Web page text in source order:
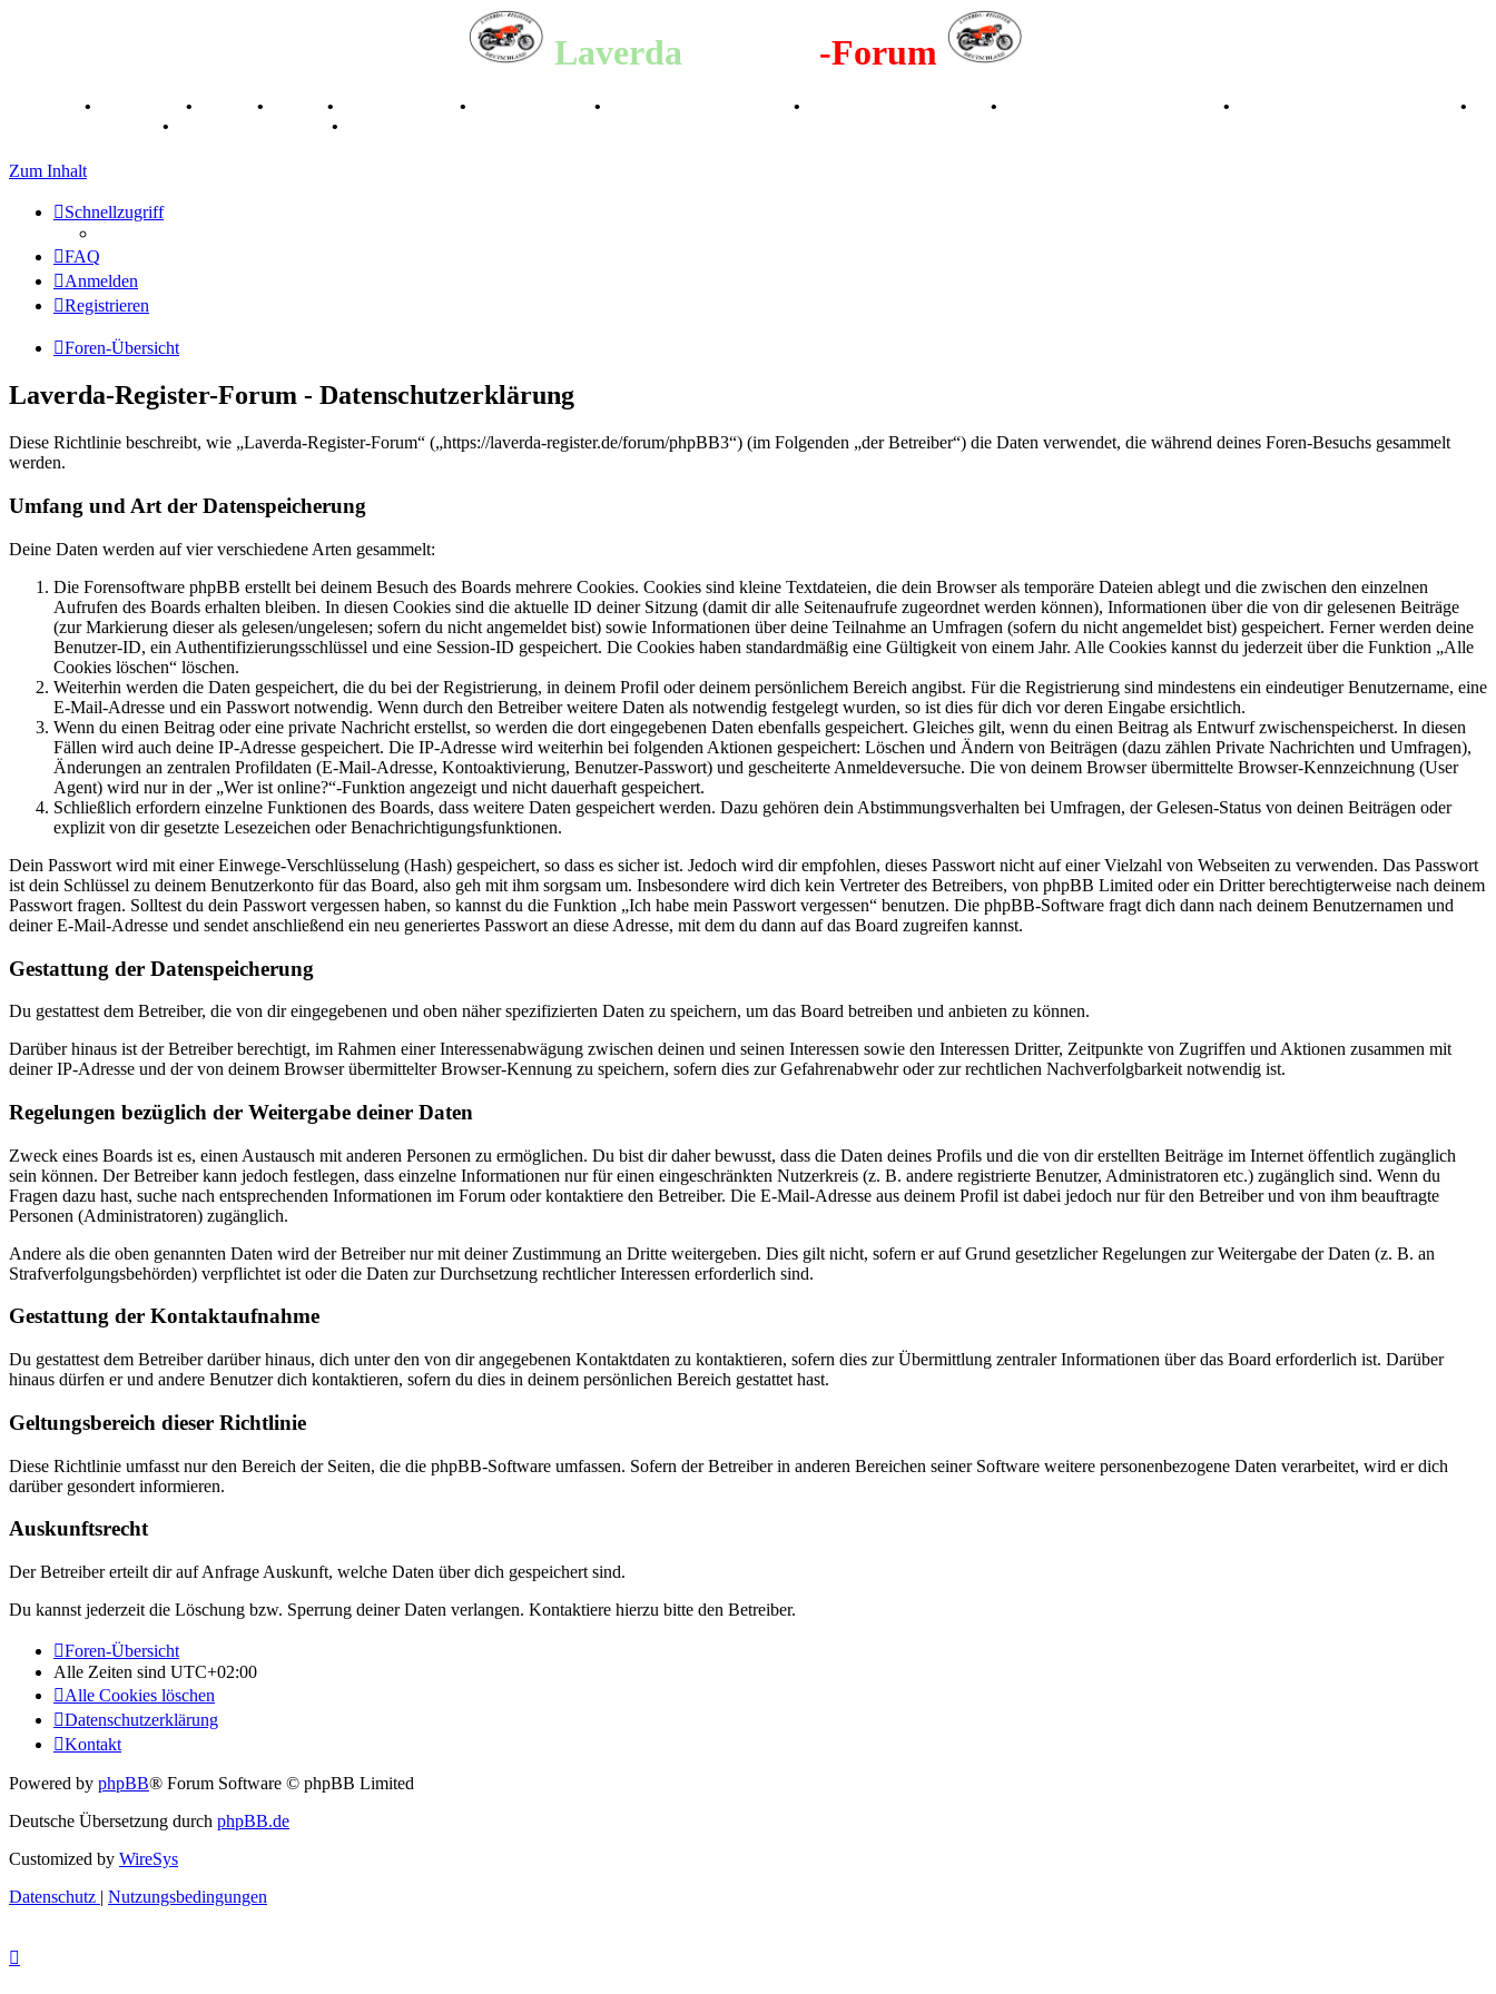
Laverda -Forum
• • • • • • • • •
•
• •
Zum Inhalt
Schnellzugriff
FAQ
Anmelden
Registrieren
Foren-Übersicht
Laverda-Register-Forum - Datenschutzerklärung
Diese Richtlinie beschreibt, wie „Laverda-Register-Forum“ („https://laverda-register.de/forum/phpBB3“) (im Folgenden „der Betreiber“) die Daten verwendet, die während deines Foren-Besuchs gesammelt
werden.
Umfang und Art der Datenspeicherung
Deine Daten werden auf vier verschiedene Arten gesammelt:
Die Forensoftware phpBB erstellt bei deinem Besuch des Boards mehrere Cookies. Cookies sind kleine Textdateien, die dein Browser als temporäre Dateien ablegt und die zwischen den einzelnen
Aufrufen des Boards erhalten bleiben. In diesen Cookies sind die aktuelle ID deiner Sitzung (damit dir alle Seitenaufrufe zugeordnet werden können), Informationen über die von dir gelesenen Beiträge
(zur Markierung dieser als gelesen/ungelesen; sofern du nicht angemeldet bist) sowie Informationen über deine Teilnahme an Umfragen (sofern du nicht angemeldet bist) gespeichert. Ferner werden deine
Benutzer-ID, ein Authentifizierungsschlüssel und eine Session-ID gespeichert. Die Cookies haben standardmäßig eine Gültigkeit von einem Jahr. Alle Cookies kannst du jederzeit über die Funktion „Alle
Cookies löschen“ löschen.
Weiterhin werden die Daten gespeichert, die du bei der Registrierung, in deinem Profil oder deinem persönlichem Bereich angibst. Für die Registrierung sind mindestens ein eindeutiger Benutzername, eine
E-Mail-Adresse und ein Passwort notwendig. Wenn durch den Betreiber weitere Daten als notwendig festgelegt wurden, so ist dies für dich vor deren Eingabe ersichtlich.
Wenn du einen Beitrag oder eine private Nachricht erstellst, so werden die dort eingegebenen Daten ebenfalls gespeichert. Gleiches gilt, wenn du einen Beitrag als Entwurf zwischenspeicherst. In diesen
Fällen wird auch deine IP-Adresse gespeichert. Die IP-Adresse wird weiterhin bei folgenden Aktionen gespeichert: Löschen und Ändern von Beiträgen (dazu zählen Private Nachrichten und Umfragen),
Änderungen an zentralen Profildaten (E-Mail-Adresse, Kontoaktivierung, Benutzer-Passwort) und gescheiterte Anmeldeversuche. Die von deinem Browser übermittelte Browser-Kennzeichnung (User
Agent) wird nur in der „Wer ist online?“-Funktion angezeigt und nicht dauerhaft gespeichert.
Schließlich erfordern einzelne Funktionen des Boards, dass weitere Daten gespeichert werden. Dazu gehören dein Abstimmungsverhalten bei Umfragen, der Gelesen-Status von deinen Beiträgen oder
explizit von dir gesetzte Lesezeichen oder Benachrichtigungsfunktionen.
Dein Passwort wird mit einer Einwege-Verschlüsselung (Hash) gespeichert, so dass es sicher ist. Jedoch wird dir empfohlen, dieses Passwort nicht auf einer Vielzahl von Webseiten zu verwenden. Das Passwort
ist dein Schlüssel zu deinem Benutzerkonto für das Board, also geh mit ihm sorgsam um. Insbesondere wird dich kein Vertreter des Betreibers, von phpBB Limited oder ein Dritter berechtigterweise nach deinem
Passwort fragen. Solltest du dein Passwort vergessen haben, so kannst du die Funktion „Ich habe mein Passwort vergessen“ benutzen. Die phpBB-Software fragt dich dann nach deinem Benutzernamen und
deiner E-Mail-Adresse und sendet anschließend ein neu generiertes Passwort an diese Adresse, mit dem du dann auf das Board zugreifen kannst.
Gestattung der Datenspeicherung
Du gestattest dem Betreiber, die von dir eingegebenen und oben näher spezifizierten Daten zu speichern, um das Board betreiben und anbieten zu können.
Darüber hinaus ist der Betreiber berechtigt, im Rahmen einer Interessenabwägung zwischen deinen und seinen Interessen sowie den Interessen Dritter, Zeitpunkte von Zugriffen und Aktionen zusammen mit
deiner IP-Adresse und der von deinem Browser übermittelter Browser-Kennung zu speichern, sofern dies zur Gefahrenabwehr oder zur rechtlichen Nachverfolgbarkeit notwendig ist.
Regelungen bezüglich der Weitergabe deiner Daten
Zweck eines Boards ist es, einen Austausch mit anderen Personen zu ermöglichen. Du bist dir daher bewusst, dass die Daten deines Profils und die von dir erstellten Beiträge im Internet öffentlich zugänglich
sein können. Der Betreiber kann jedoch festlegen, dass einzelne Informationen nur für einen eingeschränkten Nutzerkreis (z. B. andere registrierte Benutzer, Administratoren etc.) zugänglich sind. Wenn du
Fragen dazu hast, suche nach entsprechenden Informationen im Forum oder kontaktiere den Betreiber. Die E-Mail-Adresse aus deinem Profil ist dabei jedoch nur für den Betreiber und von ihm beauftragte
Personen (Administratoren) zugänglich.
Andere als die oben genannten Daten wird der Betreiber nur mit deiner Zustimmung an Dritte weitergeben. Dies gilt nicht, sofern er auf Grund gesetzlicher Regelungen zur Weitergabe der Daten (z. B. an
Strafverfolgungsbehörden) verpflichtet ist oder die Daten zur Durchsetzung rechtlicher Interessen erforderlich sind.
Gestattung der Kontaktaufnahme
Du gestattest dem Betreiber darüber hinaus, dich unter den von dir angegebenen Kontaktdaten zu kontaktieren, sofern dies zur Übermittlung zentraler Informationen über das Board erforderlich ist. Darüber
hinaus dürfen er und andere Benutzer dich kontaktieren, sofern du dies in deinem persönlichen Bereich gestattet hast.
Geltungsbereich dieser Richtlinie
Diese Richtlinie umfasst nur den Bereich der Seiten, die die phpBB-Software umfassen. Sofern der Betreiber in anderen Bereichen seiner Software weitere personenbezogene Daten verarbeitet, wird er dich
darüber gesondert informieren.
Auskunftsrecht
Der Betreiber erteilt dir auf Anfrage Auskunft, welche Daten über dich gespeichert sind.
Du kannst jederzeit die Löschung bzw. Sperrung deiner Daten verlangen. Kontaktiere hierzu bitte den Betreiber.
Foren-Übersicht
Alle Zeiten sind UTC+02:00
Alle Cookies löschen
Datenschutzerklärung
Kontakt
Powered by phpBB® Forum Software © phpBB Limited
Deutsche Übersetzung durch phpBB.de
Customized by WireSys
Datenschutz | Nutzungsbedingungen